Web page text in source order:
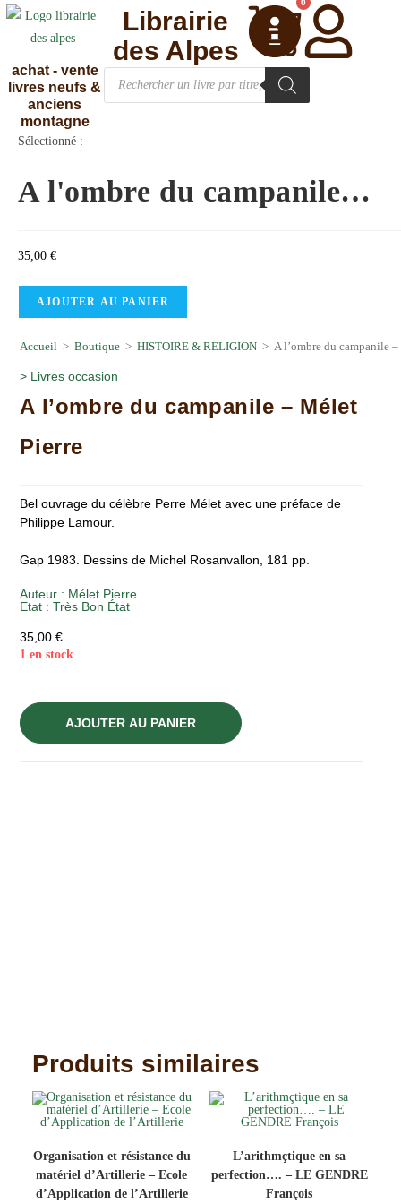
achat - vente
livres neufs &
anciens
montagne
0
Librairie
des Alpes
Sélectionné :
A l'ombre du campanile…
35,00 €
AJOUTER AU PANIER
Accueil > Boutique > HISTOIRE & RELIGION > A l’ombre du campanile
> Livres occasion
A l’ombre du campanile – Mélet
Pierre
Bel ouvrage du célèbre Perre Mélet avec une préface de
Philippe Lamour.
Gap 1983. Dessins de Michel Rosanvallon, 181 pp.
Auteur : Mélet Pierre
Etat :Très Bon État
35,00€
1 en stock
AJOUTER AU PANIER
Produits similaires
Organisation et résistance du
matériel d’Artillerie – Ecole
d’Application de l’Artillerie
L’arithmçtique en sa
perfection…. – LE GENDRE
François